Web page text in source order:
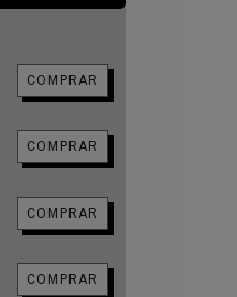
COMPRAR
COMPRAR
COMPRAR
COMPRAR